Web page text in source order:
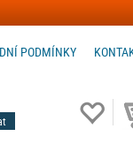
PODMÍNKY